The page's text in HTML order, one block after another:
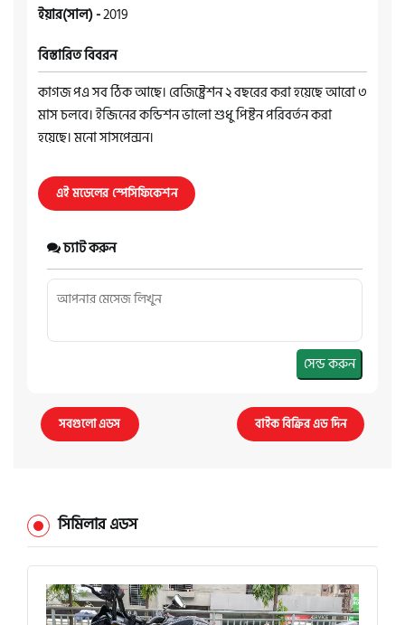
ইয়ার(সাল) -2019
বিস্তারিত বিবরন
কাগজ পএ সব ঠিক আছে। রেজিষ্ট্রেশন ২ বছরের করা হয়েছে আরো ৩
মাস চলবে। ইন্জিনের কন্ডিশন ভালো শুধু পিষ্টন পরিবর্তন করা
হয়েছে। মনো সাসপেন্সন।
এই মডেলের স্পেসিফিকেশন
চ্যাট করুন
সেন্ড করুন
সবগুলো এডস বাইক বিক্রির এড দিন
সিমিলার এডস